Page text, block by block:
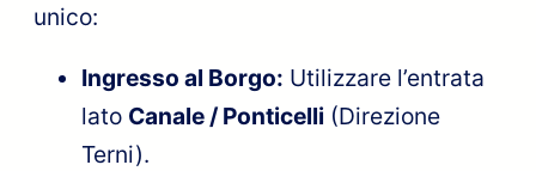
unico:
Ingresso al Borgo: Utilizzare l’entrata
lato Canale / Ponticelli (Direzione
Terni).